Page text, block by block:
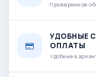
Проверенное
УДОБНЫЕ
ОПЛАТЫ
Удобные